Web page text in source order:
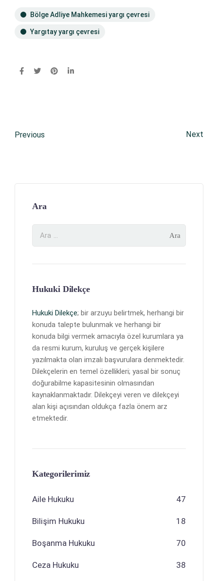
Bölge Adliye Mahkemesi yargı çevresi
Yargıtay yargı çevresi
Previous Next
Ara
Hukuki Dilekçe
Hukuki Dilekçe; bir arzuyu belirtmek, herhangi bir
konuda talepte bulunmak ve herhangi bir
konuda bilgi vermek amacıyla özel kurumlara ya
da resmi kurum, kuruluş ve gerçek kişilere
yazılmakta olan imzalı başvurulara denmektedir.
Dilekçelerin en temel özellikleri; yasal bir sonuç
doğurabilme kapasitesinin olmasından
kaynaklanmaktadır. Dilekçeyi veren ve dilekçeyi
alan kişi açısından oldukça fazla önem arz
etmektedir.
Kategorilerimiz
Aile Hukuku 47
Bilişim Hukuku 18
Boşanma Hukuku 70
Ceza Hukuku 38